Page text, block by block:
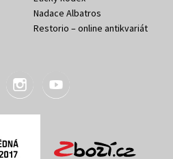
Nadace Albatros
Restorio – online antikvariát